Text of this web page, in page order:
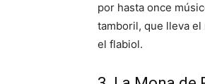
por hasta once
tamboril, que lleva
el flabiol.